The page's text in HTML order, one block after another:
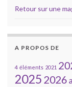
Retour sur une
A PROPOS DE
4 éléments 2021
20252026